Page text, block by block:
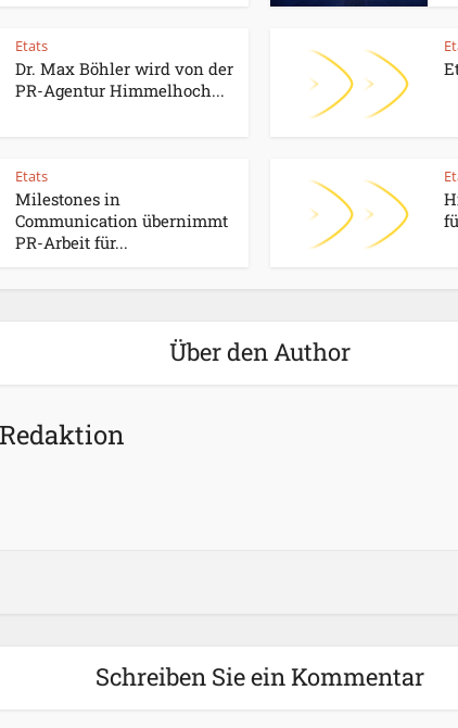
Etats
Dr. Max Böhler wird von der
PR-Agentur Himmelhoch...
Etats
Milestones in
Communication übernimmt
PR-Arbeit für...
Über den Author
Redaktion
Schreiben Sie ein Kommentar